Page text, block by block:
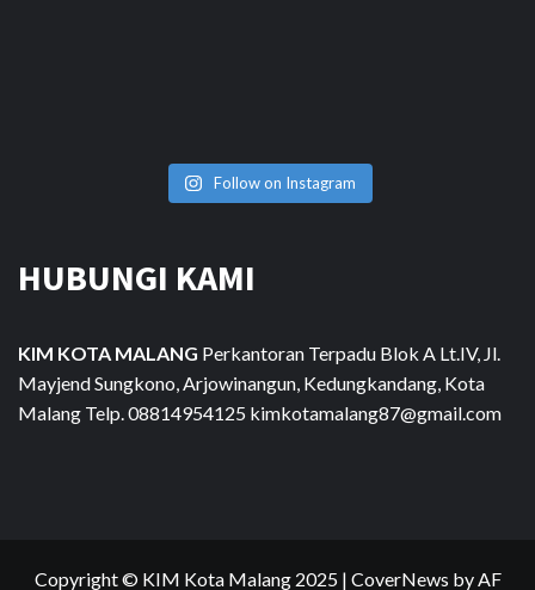
Follow on Instagram
HUBUNGI KAMI
KIM KOTA MALANG Perkantoran Terpadu Blok A Lt.IV, Jl.
Mayjend Sungkono, Arjowinangun, Kedungkandang, Kota
Malang Telp. 08814954125 kimkotamalang87@gmail.com
Copyright © KIM Kota Malang 2025 | CoverNews by AF